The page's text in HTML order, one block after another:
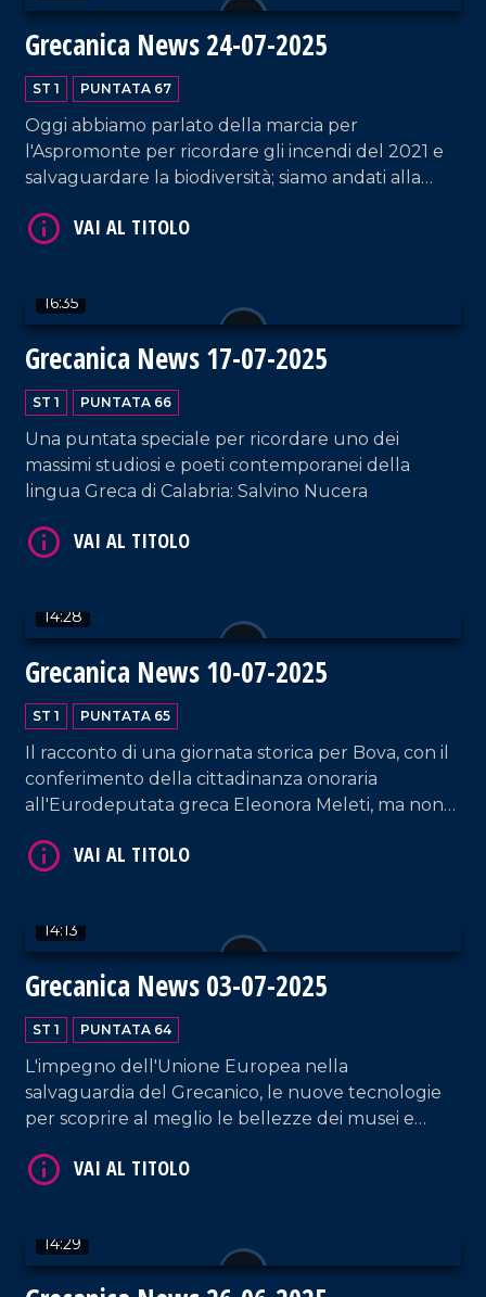
Grecanica News 24-07-2025
ST 1 PUNTATA 67
Oggi abbiamo parlato della marcia per
l'Aspromonte per ricordare gli incendi del 2021 e
salvaguardare la biodiversità; siamo andati alla
unico che potrebbe vivere di turismo tutto l'anno;
16:35
Grecanica News 17-07-2025
ST 1 PUNTATA 66
Una puntata speciale per ricordare uno dei
massimi studiosi e poeti contemporanei della
lingua Greca di Calabria: Salvino Nucera
14:28
Grecanica News 10-07-2025
ST 1 PUNTATA 65
Il racconto di una giornata storica per Bova, con il
conferimento della cittadinanza onoraria
all'Eurodeputata greca Eleonora Meleti, ma non
Calabria si dota di una nuova veste grafica per
VAI AL TITOLO
14:13
Grecanica News 03-07-2025
ST 1 PUNTATA 64
L'impegno dell'Unione Europea nella
salvaguardia del Grecanico, le nuove tecnologie
per scoprire al meglio le bellezze dei musei e
dell'Area Grecanica reggina.
VAI AL TITOLO
14:29
VAI AL TITOLO
VAI AL TITOLO
VAI AL TITOLO
VAI AL TITOLO